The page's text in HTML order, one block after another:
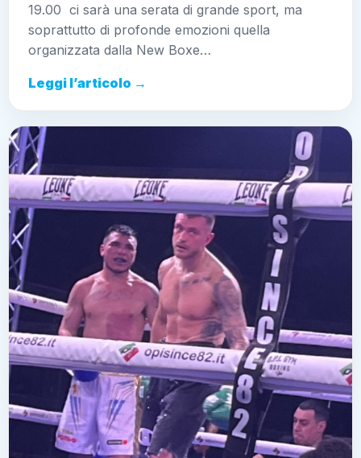
19.00 ci sarà una serata di grande sport, ma
soprattutto di profonde emozioni quella
organizzata dalla New Boxe…
Leggi l’articolo →